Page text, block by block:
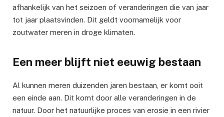
afhankelijk van het seizoen of veranderingen die van jaar
tot jaar plaatsvinden. Dit geldt voornamelijk voor
zoutwater meren in droge klimaten.
Een meer blijft niet eeuwig bestaan
Al kunnen meren duizenden jaren bestaan, er komt ooit
een einde aan. Dit komt door alle veranderingen in de
natuur. Door het natuurlijke proces van erosie in een rivier